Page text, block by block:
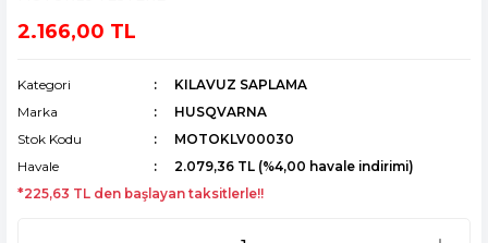
2.166,00 TL
Kategori
KILAVUZ SAPLAMA
Marka
HUSQVARNA
Stok Kodu
MOTOKLV00030
Havale
2.079,36 TL (%4,00 havale indirimi)
*225,63 TL den başlayan taksitlerle!!